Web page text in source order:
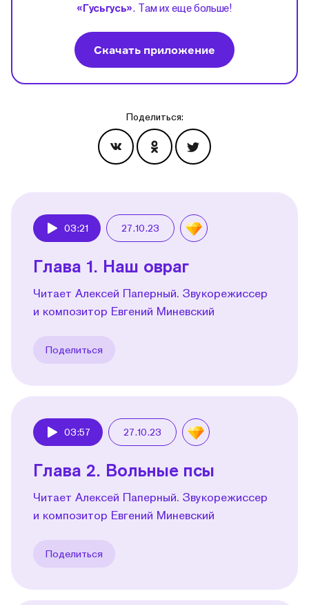
«Гусьгусь». Там их еще больше!
Скачать приложение
Поделиться:
03:21 27.10.23
Глава 1. Наш овраг
Читает Алексей Паперный. Звукорежиссер
и композитор Евгений Миневский
Поделиться
03:57 27.10.23
Глава 2. Вольные псы
Читает Алексей Паперный. Звукорежиссер
и композитор Евгений Миневский
Поделиться